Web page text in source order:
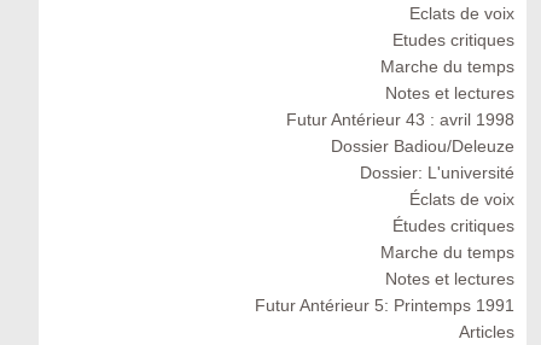
Eclats de voix
Etudes critiques
Marche du temps
Notes et lectures
Futur Antérieur 43 : avril 1998
Dossier Badiou/Deleuze
Dossier: L'université
Éclats de voix
Études critiques
Marche du temps
Notes et lectures
Futur Antérieur 5: Printemps 1991
Articles